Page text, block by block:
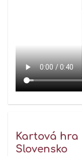
Kartová hra
Slovensko